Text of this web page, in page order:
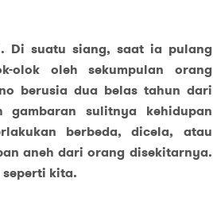
Di suatu siang, saat ia pulang
olok oleh sekumpulan orang
berusia dua belas tahun dari
gambaran sulitnya kehidupan
berbeda, dicela, atau
aneh dari orang disekitarnya.
seperti kita.